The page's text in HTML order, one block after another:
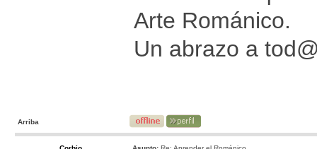
Arte Románico.
Un abrazo a
Arriba